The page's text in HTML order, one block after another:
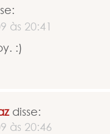
às 20:41
:)
disse:
às 20:46